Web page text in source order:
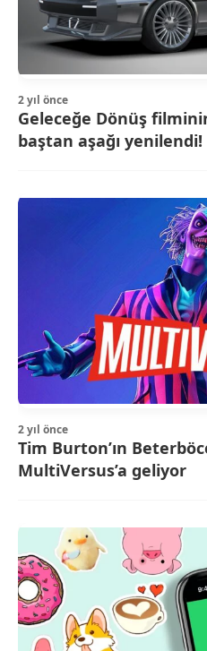
2 yıl önce
Geleceğe Dönüş
baştan aşağı yenilendi!
2 yıl önce
Tim Burton’ın
MultiVersus’a geliyor